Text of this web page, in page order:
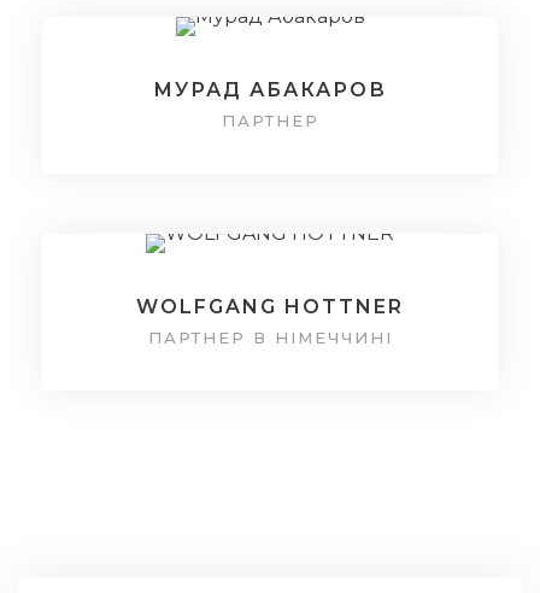
МУРАД АБАКАРОВ
ПАРТНЕР
WOLFGANG HOTTNER
ПАРТНЕР В НІМЕЧЧИНІ